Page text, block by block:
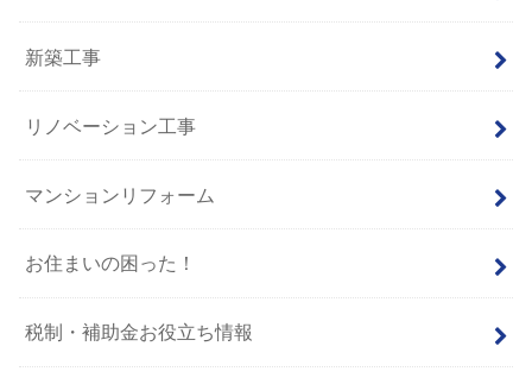
新築工事
リノベーション工事
マンションリフォーム
お住まいの困った！
税制・補助金お役立ち情報